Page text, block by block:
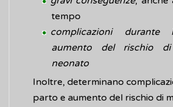
tempo
complicazioni
aumento del rischio
neonato
Inoltre, determinano
parto e aumento del rischio di